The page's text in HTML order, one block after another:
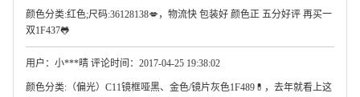
颜色分类:红色;尺码:36128138💋，物流快 包装好 颜色正 五分好评 再买一
双1F437🐸
用户：小***晴 评论时间：2017-04-25 19:38:02
颜色分类:（偏光）C11镜框哑黑、金色/镜片灰色1F489💊，去年就看上这